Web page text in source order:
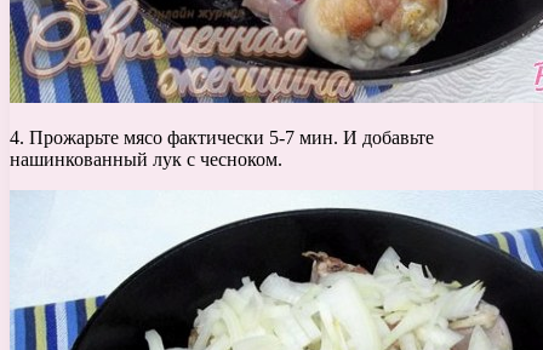
4. Прожарьте мясо фактически 5-7 мин. И добавьте
нашинкованный лук с чесноком.